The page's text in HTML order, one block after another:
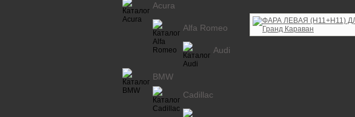
Acura
Alfa Romeo
Audi
BMW
Cadillac